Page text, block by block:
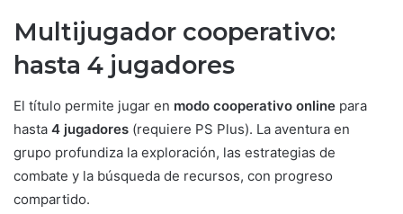
Multijugador cooperativo:
hasta 4 jugadores
El título permite jugar en modo cooperativo online para
hasta 4 jugadores (requiere PS Plus). La aventura en
grupo profundiza la exploración, las estrategias de
combate y la búsqueda de recursos, con progreso
compartido.